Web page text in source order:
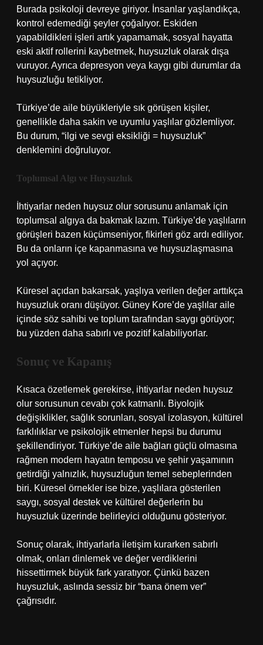
Burada psikoloji devreye giriyor. İnsanlar yaşlandıkça,
kontrol edemediği şeyler çoğalıyor. Eskiden
yapabildikleri işleri artık yapamamak, sosyal hayatta
eski aktif rollerini kaybetmek, huysuzluk olarak dışa
vuruyor. Ayrıca depresyon veya kaygı gibi durumlar da
huysuzluğu tetikliyor.
Türkiye’de aile büyükleriyle sık görüşen kişiler,
genellikle daha sakin ve uyumlu yaşlılar gözlemliyor.
Bu durum, “ilgi ve sevgi eksikliği = huysuzluk”
denklemini doğruluyor.
Toplumsal Algı ve Huysuzluk
İhtiyarlar neden huysuz olur sorusunu anlamak için
toplumsal algıya da bakmak lazım. Türkiye’de yaşlıların
görüşleri bazen küçümseniyor, fikirleri göz ardı ediliyor.
Bu da onların içe kapanmasına ve huysuzlaşmasına
yol açıyor.
Küresel açıdan bakarsak, yaşlıya verilen değer arttıkça
huysuzluk oranı düşüyor. Güney Kore’de yaşlılar aile
içinde söz sahibi ve toplum tarafından saygı görüyor;
bu yüzden daha sabırlı ve pozitif kalabiliyorlar.
Sonuç ve Kapanış
Kısaca özetlemek gerekirse, ihtiyarlar neden huysuz
olur sorusunun cevabı çok katmanlı. Biyolojik
değişiklikler, sağlık sorunları, sosyal izolasyon, kültürel
farklılıklar ve psikolojik etmenler hepsi bu durumu
şekillendiriyor. Türkiye’de aile bağları güçlü olmasına
rağmen modern hayatın temposu ve şehir yaşamının
getirdiği yalnızlık, huysuzluğun temel sebeplerinden
biri. Küresel örnekler ise bize, yaşlılara gösterilen
saygı, sosyal destek ve kültürel değerlerin bu
huysuzluk üzerinde belirleyici olduğunu gösteriyor.
Sonuç olarak, ihtiyarlarla iletişim kurarken sabırlı
olmak, onları dinlemek ve değer verdiklerini
hissettirmek büyük fark yaratıyor. Çünkü bazen
huysuzluk, aslında sessiz bir “bana önem ver”
çağrısıdır.